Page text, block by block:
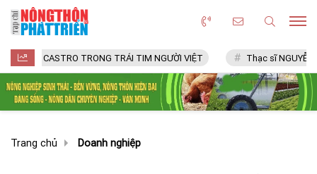
TRONG TRÁI TIM NGƯỜI VIỆT Thạc sĩ NGUYỄN VĂN CHÍ
Trang chủ Doanh nghiệp